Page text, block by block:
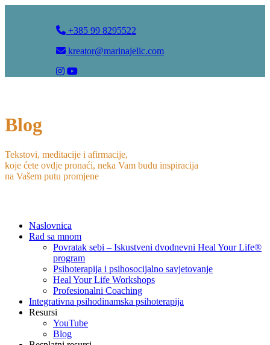
+385 99 8295522
kreator@marinajelic.com
Blog
Tekstovi, meditacije i afirmacije,
koje ćete ovdje pronaći, neka Vam budu inspiracija
na Vašem putu promjene
Naslovnica
Rad sa mnom
Povratak sebi – Iskustveni dvodnevni Heal Your Life®
program
Psihoterapija i psihosocijalno savjetovanje
Heal Your Life Workshops
Profesionalni Coaching
Integrativna psihodinamska psihoterapija
Resursi
YouTube
Blog